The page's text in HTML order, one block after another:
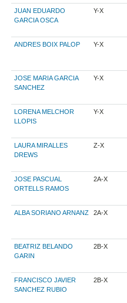
JUAN EDUARDO
GARCIA OSCA
Y-X
ANDRES BOIX PALOP Y-X
JOSE MARIA GARCIA
SANCHEZ
Y-X
LORENA MELCHOR
LLOPIS
Y-X
LAURA MIRALLES
DREWS
Z-X
JOSE PASCUAL
ORTELLS RAMOS
2A-X
ALBA SORIANO ARNANZ 2A-X
BEATRIZ BELANDO
GARIN
2B-X
FRANCISCO JAVIER
SANCHEZ RUBIO
2B-X